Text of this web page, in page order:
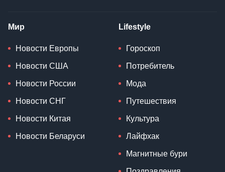
Мир
Новости Европы
Новости США
Новости России
Новости СНГ
Новости Китая
Новости Беларуси
Lifestyle
Гороскоп
Потребитель
Мода
Путешествия
Культура
Лайфхак
Магнитные бури